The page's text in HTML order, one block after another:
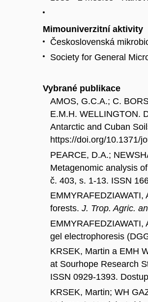
Mimouniverzitní aktivity
Československá
Society for General
Vybrané publikace
AMOS, G.C.A.; C.
E.M.H. WELLINGTON.
Antarctic and Cuban
https://doi.org/10.1371/
PEARCE, D.A.;
Metagenomic analysis
č. 403, s. 1-13. ISSN
forests. J. Trop. Agric.
gel electrophoresis
KRSEK, Martin a EMH
at Sourhope Research
ISSN 0929-1393.
KRSEK, Martin; WH